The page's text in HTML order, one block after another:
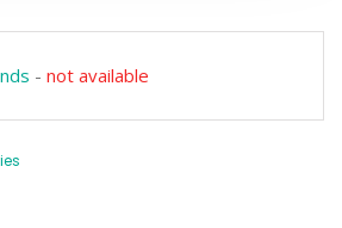
- not available